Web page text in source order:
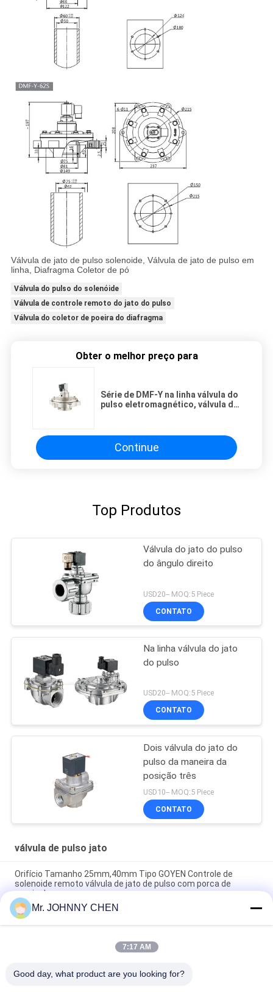
Válvula de jato de pulso solenoide, Válvula de jato de pulso em
linha, Diafragma Coletor de pó
Válvula do pulso do solenóide
Válvula de controle remoto do jato do pulso
Válvula do coletor de poeira do diafragma
Obter o melhor preço para
Série de DMF-Y na linha válvula do
pulso eletromagnético, válvula de
Continue
Top Produtos
Válvula do jato do pulso
do ângulo direito
USD20-- MOQ:5 Piece
CONTATO
Na linha válvula do jato
do pulso
USD20-- MOQ:5 Piece
CONTATO
Dois válvula do jato do
pulso da maneira da
posição três
USD10-- MOQ:5 Piece
CONTATO
válvula de pulso jato
Orifício Tamanho 25mm,40mm Tipo GOYEN Controle de
solenoide remoto válvula de jato de pulso com porca de
camisola
Tipo válvula remota da flange do jato do pulso do solenóide,
válvula de controle do pulso do ângulo direito
Goyen 0,6Mpa Válvula de jato de pulso operada por diafragma
Mr. JOHNNY CHEN
7:17 AM
Good day, what product are you looking for?